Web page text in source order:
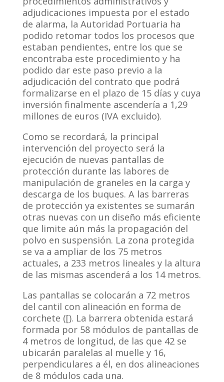
adjudicaciones impuesta por el estado
de alarma, la Autoridad Portuaria ha
podido retomar todos los procesos que
estaban pendientes, entre los que se
encontraba este procedimiento y ha
podido dar este paso previo a la
adjudicación del contrato que podrá
formalizarse en el plazo de 15 días y cuya
inversión finalmente ascendería a 1,29
millones de euros (IVA excluido).
Como se recordará, la principal
intervención del proyecto será la
ejecución de nuevas pantallas de
protección durante las labores de
manipulación de graneles en la carga y
descarga de los buques. A las barreras
de protección ya existentes se sumarán
otras nuevas con un diseño más eficiente
que limite aún más la propagación del
polvo en suspensión. La zona protegida
se va a ampliar de los 75 metros
actuales, a 233 metros lineales y la altura
de las mismas ascenderá a los 14 metros.
Las pantallas se colocarán a 72 metros
del cantil con alineación en forma de
corchete ([). La barrera obtenida estará
formada por 58 módulos de pantallas de
4 metros de longitud, de las que 42 se
ubicarán paralelas al muelle y 16,
perpendiculares a él, en dos alineaciones
de 8 módulos cada una.